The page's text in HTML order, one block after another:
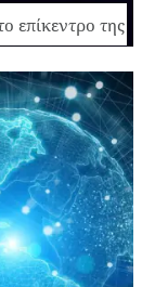
επίκεντρο της